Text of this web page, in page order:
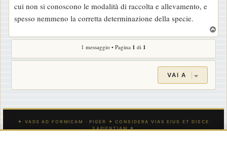
cui non si conoscono le modalità di raccolta e allevamento, e
spesso nemmeno la corretta determinazione della specie.
o
1 messaggio • Pagina 1 di 1
VAI A